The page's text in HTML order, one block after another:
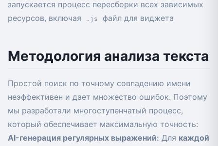
запускается процесс пересборки всех зависимых
ресурсов, включая
.js файл для виджета
Методология анализа текста
Простой поиск по точному совпадению имени
неэффективен и дает множество ошибок. Поэтому
мы разработали многоступенчатый процесс,
который обеспечивает максимальную точность:
AI-генерация регулярных выражений: Для каждой